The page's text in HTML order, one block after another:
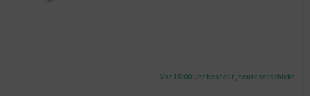
Vor 15:00 Uhr bestellt, heute verschickt